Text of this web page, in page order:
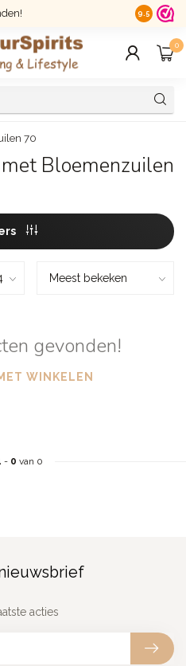
14 dagen
9.5
0
70
Bloemenzuilen
gevonden!
WINKELEN
- 0 van 0
acties